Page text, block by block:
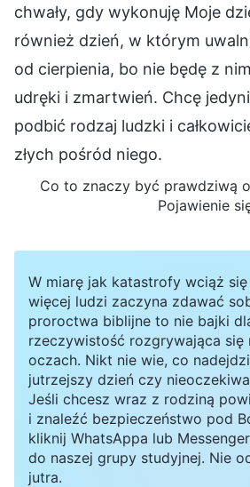
chwały, gdy wykonuję Moje
również dzień, w którym
od cierpienia, bo nie będę z
udręki i zmartwień. Chcę
podbić rodzaj ludzki i
złych pośród niego.
Co to znaczy być prawdziwą
Pojawienie
W miarę jak katastrofy wciąż
więcej ludzi zaczyna zdawać
proroctwa biblijne to nie bajki
rzeczywistość rozgrywająca się
oczach. Nikt nie wie, co
jutrzejszy dzień czy
Jeśli chcesz wraz z rodziną
i znaleźć bezpieczeństwo pod
kliknij WhatsAppa lub
do naszej grupy studyjnej. Nie
jutra.